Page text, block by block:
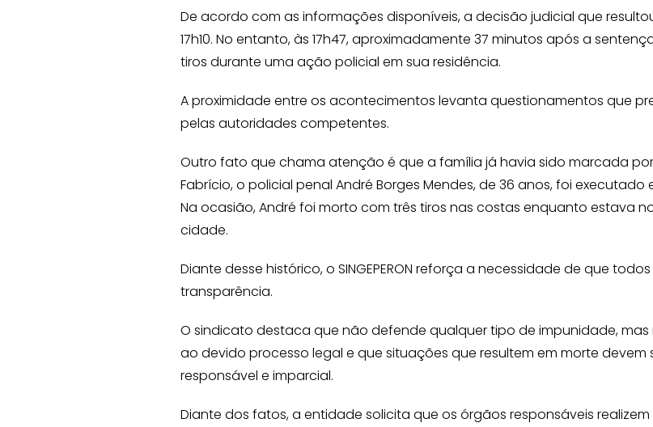
De acordo com as informações disponíveis, a decisão judicial que
17h10. No entanto, às 17h47, aproximadamente 37 minutos após a
tiros durante uma ação policial em sua residência.
A proximidade entre os acontecimentos levanta questionamentos que
pelas autoridades competentes.
Outro fato que chama atenção é que a família já havia sido marcada
Fabrício, o policial penal André Borges Mendes, de 36 anos, foi executado
Na ocasião, André foi morto com três tiros nas costas enquanto estava
cidade.
Diante desse histórico, o SINGEPERON reforça a necessidade de que
transparência.
O sindicato destaca que não defende qualquer tipo de impunidade,
ao devido processo legal e que situações que resultem em morte
responsável e imparcial.
Diante dos fatos, a entidade solicita que os órgãos responsáveis